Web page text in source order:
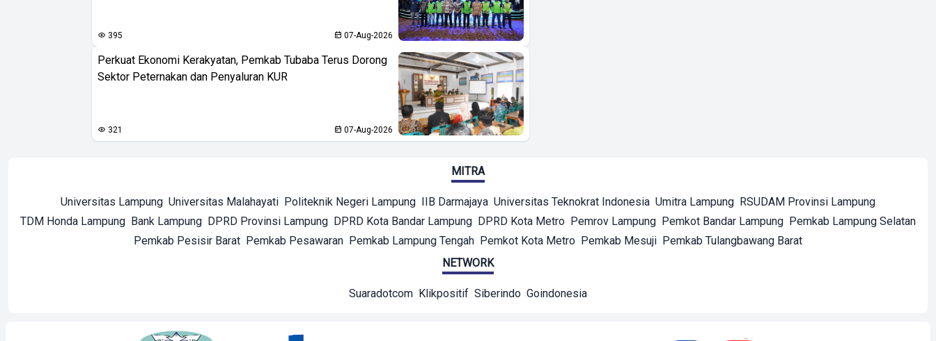
395 07-Aug-2026
Perkuat Ekonomi Kerakyatan, Pemkab Tubaba Terus Dorong
Sektor Peternakan dan Penyaluran KUR
321 07-Aug-2026
MITRA
Universitas Lampung Universitas Malahayati Politeknik Negeri Lampung IIB Darmajaya Universitas Teknokrat Indonesia Umitra Lampung RSUDAM Provinsi Lampung
TDM Honda Lampung Bank Lampung DPRD Provinsi Lampung DPRD Kota Bandar Lampung DPRD Kota Metro Pemrov Lampung Pemkot Bandar Lampung Pemkab Lampung Selatan
Pemkab Pesisir Barat Pemkab Pesawaran Pemkab Lampung Tengah Pemkot Kota Metro Pemkab Mesuji Pemkab Tulangbawang Barat
NETWORK
Suaradotcom Klikpositif Siberindo Goindonesia